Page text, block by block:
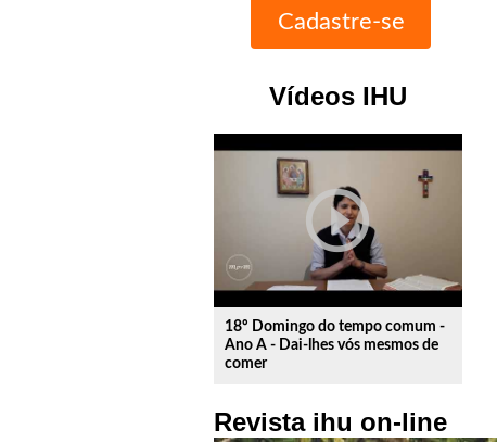
Vídeos IHU
play_circle_outline
18º Domingo do tempo comum -
Ano A - Dai-lhes vós mesmos de
comer
Revista ihu on-line